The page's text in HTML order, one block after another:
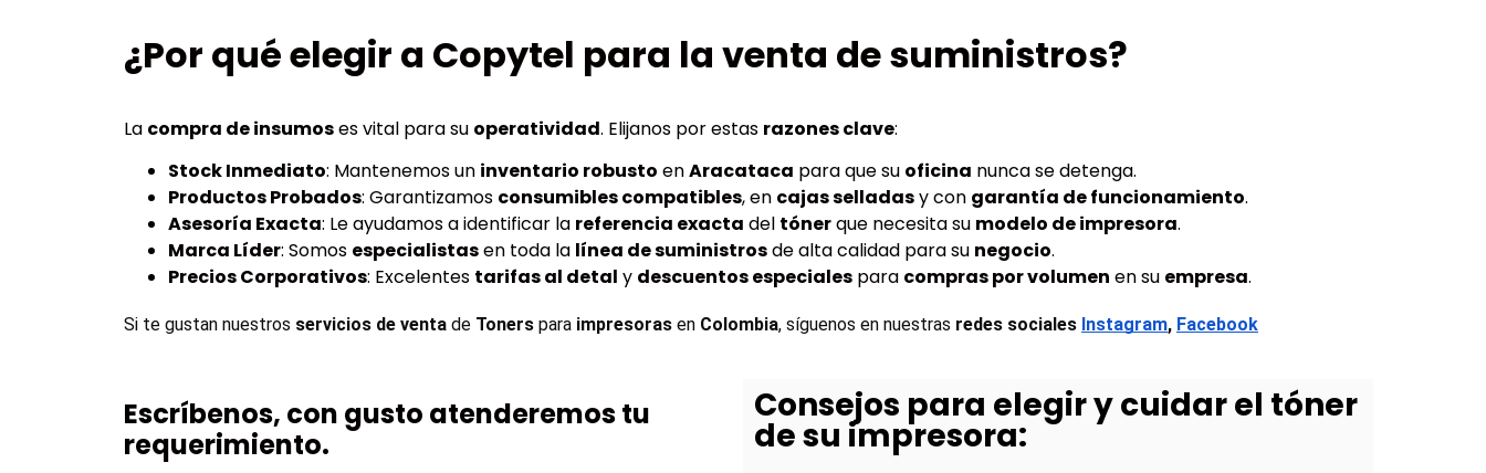
¿Por qué elegir a Copytel para la venta de suministros?
La compra de insumoses vital para su operatividad. Elijanos por estas razones clave:
Stock Inmediato: Mantenemos un inventario robusto enAracataca para que su oficina nunca se detenga.
Productos Probados: Garantizamos consumibles compatibles, en cajas selladasy con garantía de funcionamiento.
Asesoría Exacta: Le ayudamos a identificar la referencia exacta del tónerque necesita su modelo de impresora.
Marca Líder: Somos especialistasen toda la línea de suministrosde alta calidad para su negocio.
Precios Corporativos: Excelentes tarifas al detal y descuentos especiales para compras por volumen en su empresa.
Si te gustan nuestros servicios de venta de Toners para impresoras en Colombia, síguenos en nuestras redes sociales Instagram, Facebook
Escríbenos, con gusto atenderemos tu
requerimiento.
Consejos para elegir y cuidar el tóner
de su impresora: